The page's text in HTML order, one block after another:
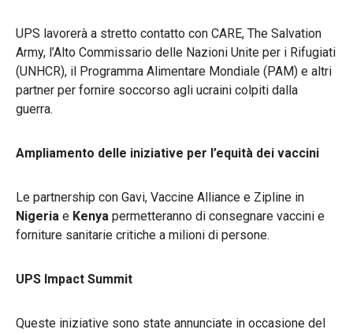
UPS lavorerà a stretto contatto con CARE, The Salvation
Army, l’Alto Commissario delle Nazioni Unite per i Rifugiati
(UNHCR), il Programma Alimentare Mondiale (PAM) e altri
partner per fornire soccorso agli ucraini colpiti dalla
guerra.
Ampliamento delle iniziative per l’equità dei vaccini
Le partnership con Gavi, Vaccine Alliance e Zipline in
Nigeria e Kenya permetteranno di consegnare vaccini e
forniture sanitarie critiche a milioni di persone.
UPS Impact Summit
Queste iniziative sono state annunciate in occasione del